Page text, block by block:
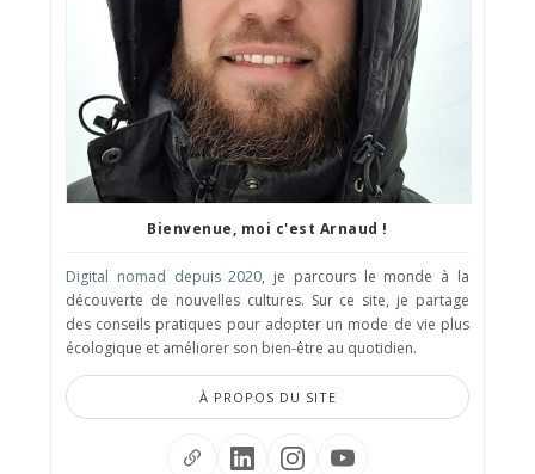
Bienvenue, moi c'est Arnaud !
Digital nomad depuis 2020, je parcours le monde à la
découverte de nouvelles cultures. Sur ce site, je partage
des conseils pratiques pour adopter un mode de vie plus
écologique et améliorer son bien-être au quotidien.
À PROPOS DU SITE